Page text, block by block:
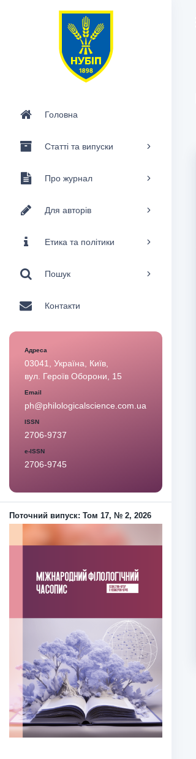
Головна
Статті та випуски
Про журнал
Для авторів
Етика та політики
Пошук
Контакти
Адреса
03041, Україна, Київ,
вул. Героїв Оборони, 15
Email
ph@philologicalscience.com.ua
ISSN
2706-9737
e-ISSN
2706-9745
Поточний випуск: Том 17, № 2, 2026